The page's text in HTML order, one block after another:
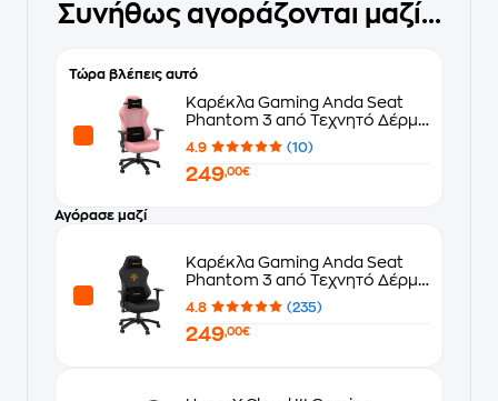
Συνήθως αγοράζονται μαζί...
Τώρα βλέπεις αυτό
Καρέκλα Gaming Anda Seat
Phantom 3 από Τεχνητό Δέρμα
- Creamy Pink
4.9 (10)
249,00€
Αγόρασε μαζί
Καρέκλα Gaming Anda Seat
Phantom 3 από Τεχνητό Δέρμα
- Elegant Black
4.8 (235)
249,00€